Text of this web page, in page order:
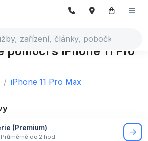
pomoci s iPhone 11 Pro
iPhone 11 Pro Max
(Premium)
Průměrně do 2 hod